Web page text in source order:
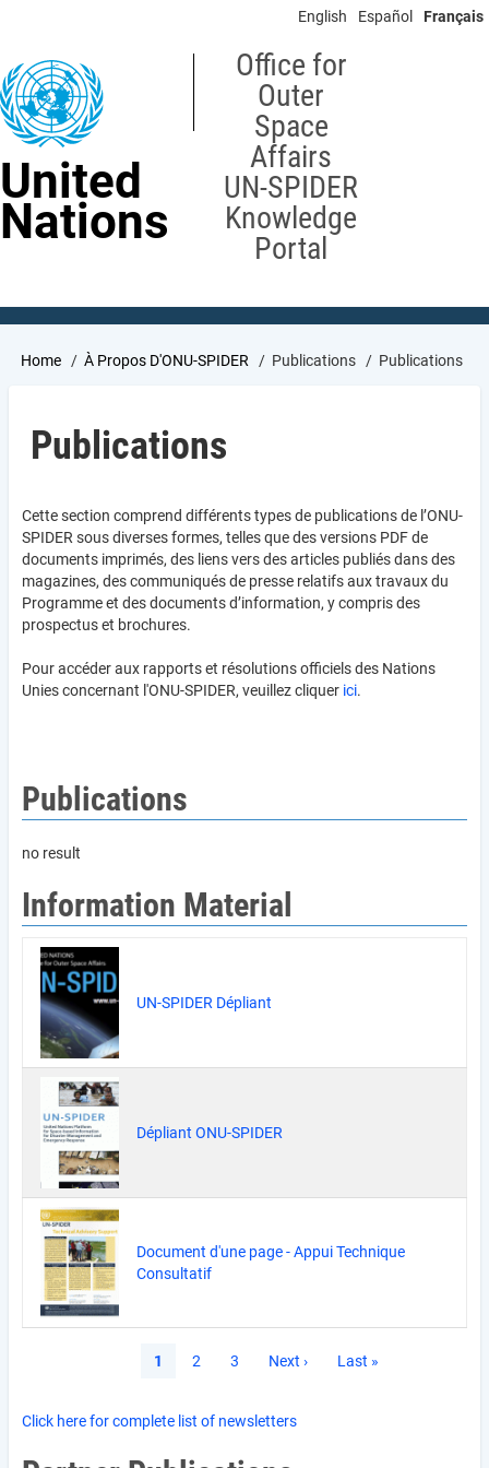
content
English Español Français
United
Nations
Office for
Outer
Space
Affairs
UN-SPIDER
Knowledge
Portal
Breadcrumb
Home À Propos D'ONU-SPIDER Publications Publications
Publications
Cette section comprend différents types de publications de l’ONU-
SPIDER sous diverses formes, telles que des versions PDF de
documents imprimés, des liens vers des articles publiés dans des
magazines, des communiqués de presse relatifs aux travaux du
Programme et des documents d’information, y compris des
prospectus et brochures.
Pour accéder aux rapports et résolutions officiels des Nations
Unies concernant l'ONU-SPIDER, veuillez cliquer ici.
Publications
no result
Information Material
UN-SPIDER Dépliant
Dépliant ONU-SPIDER
Document d'une page - Appui Technique
Consultatif
Current
1 Page
2 Page
3
Next
Next ›
Last
Last »
Click here for complete list of newsletters